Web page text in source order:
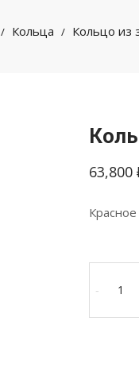
/ Кольца / Кольцо из
63,800
-товара